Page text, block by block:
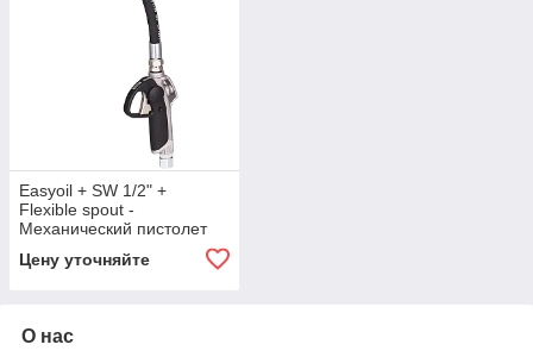
Easyoil + SW 1/2" +
Flexible spout -
Механический пистолет
носик+пов. муфта),PIUSI
Цену уточняйте
О нас